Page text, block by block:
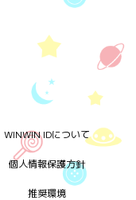
WINWIN IDについて
個人情報保護方針
推奨環境